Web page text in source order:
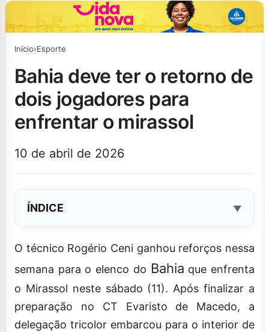
Início›Esporte
bahia deve ter o retorno de
dois jogadores para
enfrentar o mirassol
10 de abril de 2026
ÍNDICE
O técnico Rogério Ceni ganhou reforços nessa
semana para o elenco do Bahia que enfrenta
o Mirassol neste sábado (11). Após finalizar a
preparação no CT Evaristo de Macedo, a
delegação tricolor embarcou para o interior de